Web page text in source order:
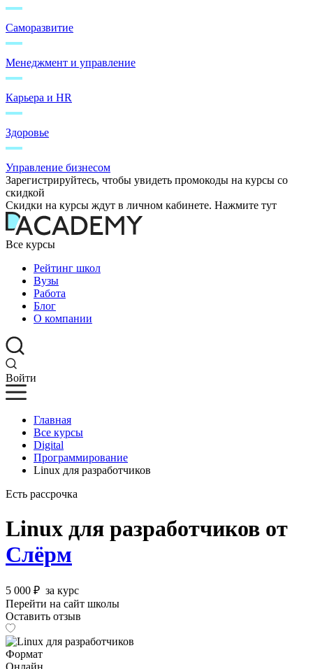
Саморазвитие
Менеджмент и управление
Карьера и HR
Здоровье
Управление бизнесом
Зарегистрируйтесь, чтобы увидеть промокоды на курсы со
скидкой
Скидки на курсы ждут в личном кабинете. Нажмите тут
Все курсы
Рейтинг школ
Вузы
Работа
Блог
О компании
Войти
Главная
Все курсы
Digital
Программирование
Linux для разработчиков
Есть рассрочка
Linux для разработчиков от
Слёрм
5 000 ₽ за курс
Перейти на сайт школы
Оставить отзыв
Формат